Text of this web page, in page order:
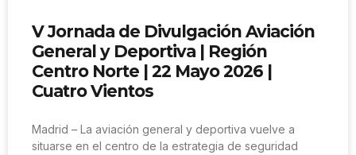
V Jornada de Divulgación Aviación
General y Deportiva | Región
Centro Norte | 22 Mayo 2026 |
Cuatro Vientos
Madrid – La aviación general y deportiva vuelve a
situarse en el centro de la estrategia de seguridad